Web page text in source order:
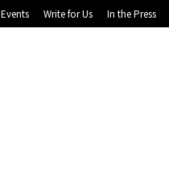
Events Write for Us In the Press